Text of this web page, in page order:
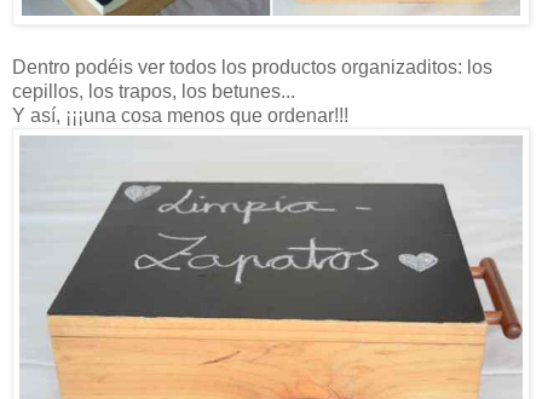
Dentro podéis ver todos los productos organizaditos: los
cepillos, los trapos, los betunes...
Y así, ¡¡¡una cosa menos que ordenar!!!